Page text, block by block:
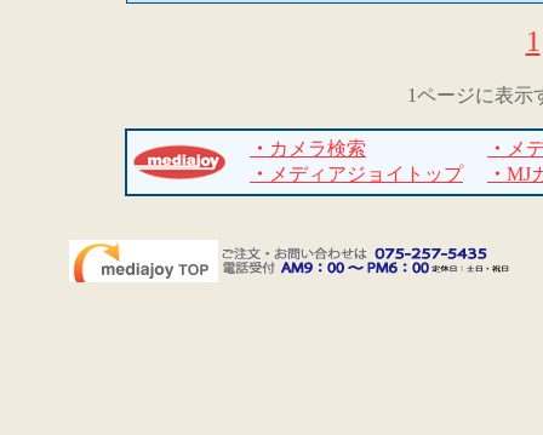
1
1ページに表示
・ カメラ検索 ・ メ
・ メディアジョイトップ ・ MJ